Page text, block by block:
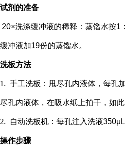
试剂的准备
20×洗涤缓冲液的稀释：蒸馏水按1
缓冲液加19份的蒸馏水。
洗板方法
1. 手工洗板：甩尽孔内液体，每孔
尽孔内液体，在吸水纸上拍干，如此
2. 自动洗板机：每孔注入洗液
操作步骤